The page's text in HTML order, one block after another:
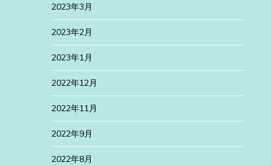
2023年3月
2023年2月
2023年1月
2022年12月
2022年11月
2022年9月
2022年8月